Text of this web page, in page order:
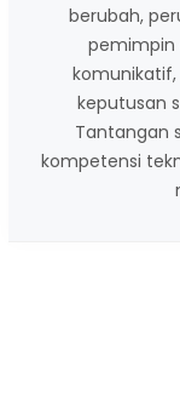
berubah,
pemimpin
keputusan
Tantangan
kompetensi